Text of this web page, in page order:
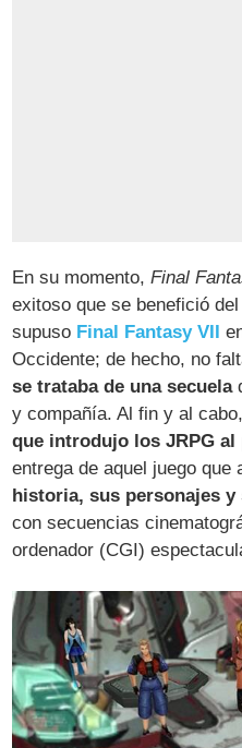
En su momento,Final
exitoso que se benefició
supuso Final Fantasy VII
Occidente; de hecho, no
se trataba de una secuela
y compañía. Al fin y al
que introdujo los JRPG al
entrega de aquel juego
historia, sus personajes
con secuencias
ordenador (CGI)